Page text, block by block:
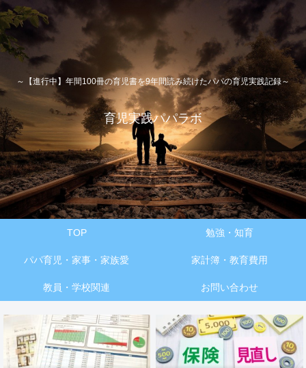
～【進行中】年間100冊の育児書を9年間読み続けたパパの育児実践記録～
育児実践パパラボ
TOP 勉強・知育
パパ育児・家事・家族愛 家計簿・教育費用
教員・学校関連 お問い合わせ